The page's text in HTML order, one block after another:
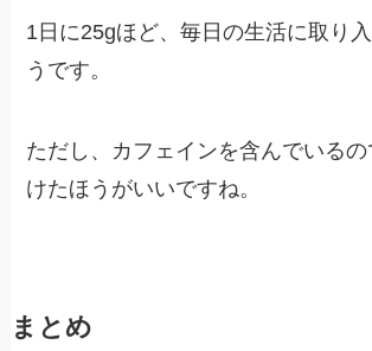
1日に25gほど、毎日の生活に取り
うです。
ただし、カフェインを含んでいる
けたほうがいいですね。
まとめ